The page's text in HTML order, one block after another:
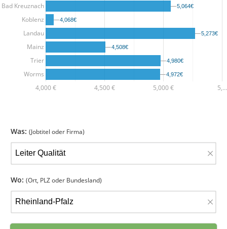
4,000 € 4,500 € 5,000 € 5,…
Bad Kreuznach
Koblenz
Landau
Mainz
Trier
Worms
5,064€
5,064€
4,068€
4,068€
5,273€
5,273€
4,508€
4,508€
4,980€
4,980€
4,972€
4,972€
Was: (Jobtitel oder Firma)
×
Wo: (Ort, PLZ oder Bundesland)
×